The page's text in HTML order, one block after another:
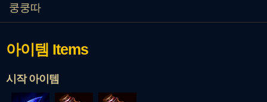
쿵쿵따
아이템 Items
시작 아이템